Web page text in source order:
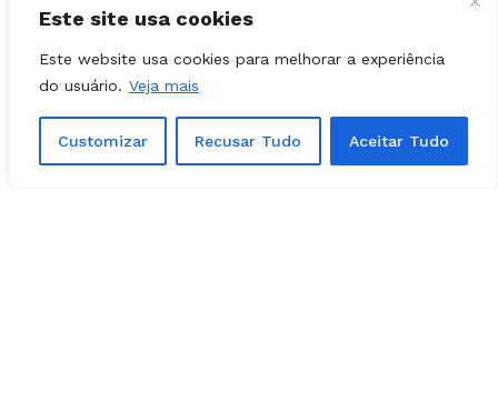
Este site usa cookies
Este website usa cookies para melhorar a experiência
do usuário. Veja mais
Customizar Recusar Tudo Aceitar Tudo
Chapa de Marconi Perillo muda nome
após conflito com coligação do PT no
registro eleitoral